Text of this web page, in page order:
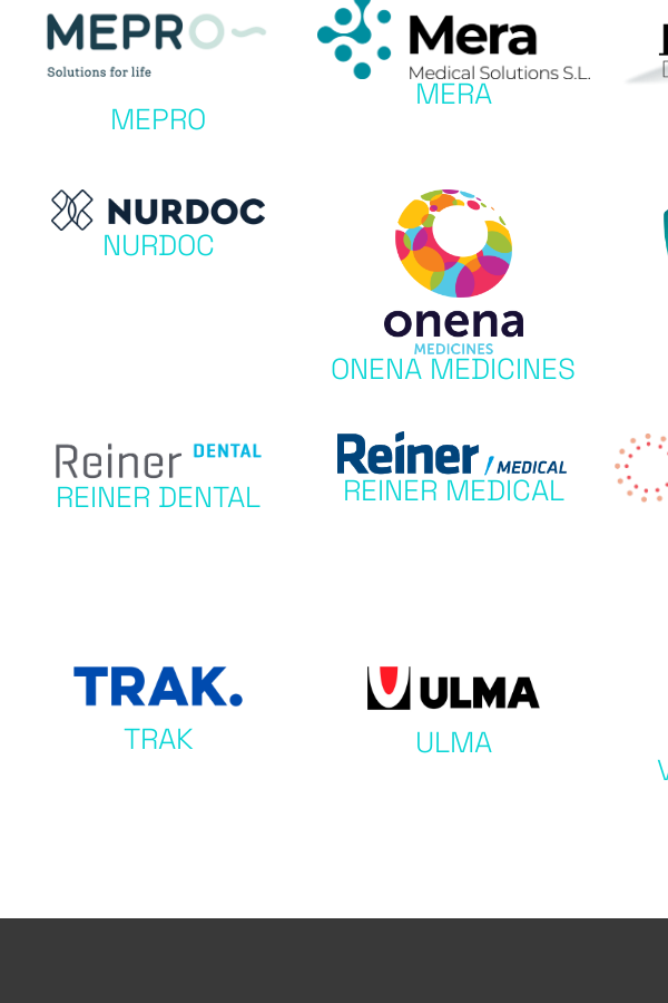
MEPRO
MERA
NURDOC
ONENA MEDICINES
REINER DENTAL REINER MEDICAL
TRAK ULMA